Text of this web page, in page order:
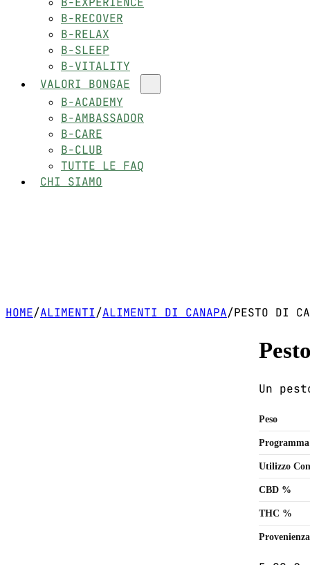
B-RECOVER
B-RELAX
B-SLEEP
B-VITALITY
VALORI BONGAE
B-ACADEMY
B-AMBASSADOR
B-CARE
B-CLUB
TUTTE LE FAQ
CHI SIAMO
HOME/ALIMENTI/ALIMENTI DI CANAPA/PESTO DI
Un
Peso
Programma
Utilizzo
CBD %
THC %
Provenienza